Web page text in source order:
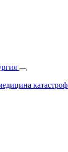
катастроф